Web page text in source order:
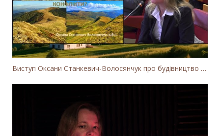
Виступ Оксани Станкевич-Волосянчук про будівництво вітропарків у Закарпатській області